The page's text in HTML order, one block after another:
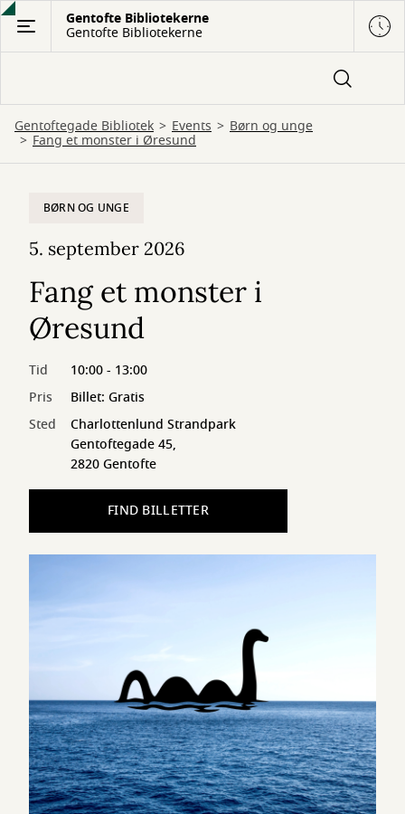
Gå
hovedindhold
Gentofte Bibliotekerne
Gentofte Bibliotekerne
Gentoftegade Bibliotek Events Børn og unge
Fang et monster i Øresund
BØRN OG UNGE
5. september 2026
Fang et monster i
Øresund
Tid
10:00 - 13:00
Pris
Billet: Gratis
Sted
Charlottenlund Strandpark
Gentoftegade 45,
2820 Gentofte
FIND BILLETTER